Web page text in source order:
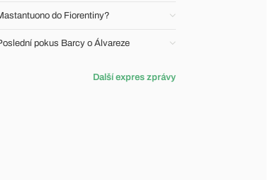
do Fiorentiny?
pokus Barcy o Álvareze
Další expres zprávy